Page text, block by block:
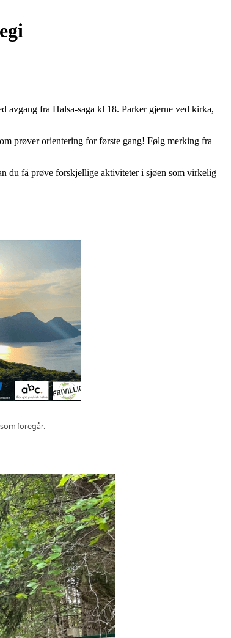
fra Halsa-saga kl 18. Parker gjerne ved kirka,
prøver orientering for første gang! Følg merking fra
du få prøve forskjellige aktiviteter i sjøen som virkelig